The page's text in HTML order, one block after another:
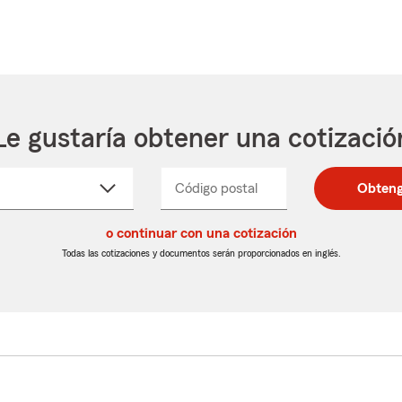
gustaría obtener una
Código postal
postal
de
postal
de
_____
o continuar con una cotización
Todas las cotizaciones y documentos serán proporcionados en inglés.